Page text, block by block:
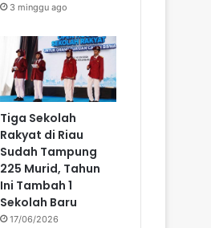
3 minggu ago
Tiga Sekolah
Rakyat di Riau
Sudah Tampung
225 Murid, Tahun
Ini Tambah 1
Sekolah Baru
17/06/2026